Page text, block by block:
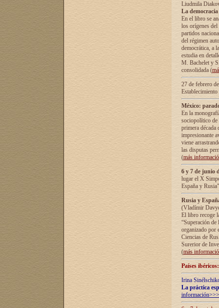
Liudmila
La
En el libro se
los orígenes
partidos
del régimen
democrática, а
estudia en
М. Bachelet у
consolidada (
27 de febrero
México:
En la
sociopolítico de
primera década
impresionante
viene
las disputas
(más
6 y 7 de junio
lugar el X
España y
Rusia y
(Vladímir
El libro recoge
“Superación
organizado por
Ciencias de
Surerior de
(más
Países
Irina
La práctica
información>>>